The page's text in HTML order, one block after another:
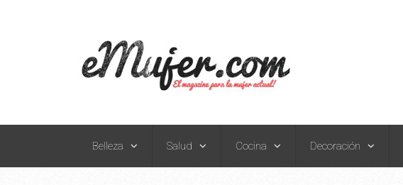
Belleza Salud Cocina Decoración